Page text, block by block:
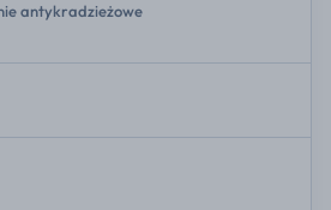
antykradzieżowe